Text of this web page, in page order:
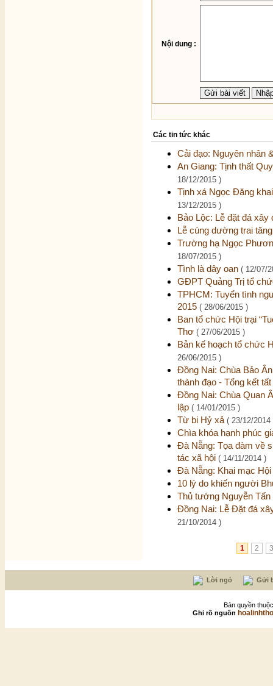
Nội dung :
Các tin tức khác
Cải đạo: Nguyên nhân
An Giang: Tịnh thất
18/12/2015 )
Tịnh xá Ngọc Đăng
13/12/2015 )
Bảo Lộc: Lễ đặt đá
Lễ cúng dường trai
Trường hạ Ngọc
18/07/2015 )
Tình là dây oan ( 12/07/
GĐPT Quảng Trị tổ
TPHCM: Tuyển tình
2015 ( 28/06/2015 )
Ban tổ chức Hội trại
Thơ ( 27/06/2015 )
Bản kế hoạch tổ chức
26/06/2015 )
Đồng Nai: Chùa Bảo
thành đạo - Tổng kết
Đồng Nai: Chùa Quan
lập ( 14/01/2015 )
Từ bi Hỷ xả ( 23/12/2014
Chìa khóa hạnh phúc
Đà Nẵng: Tọa đàm về
tác xã hội ( 14/11/2014 )
Đà Nẵng: Khai mạc
10 lý do khiến người
Thủ tướng Nguyễn
Đồng Nai: Lễ Đặt đá
21/10/2014 )
1 2 3
Lời ngỏ Gửi
Bản quyền
Ghi rõ nguồn